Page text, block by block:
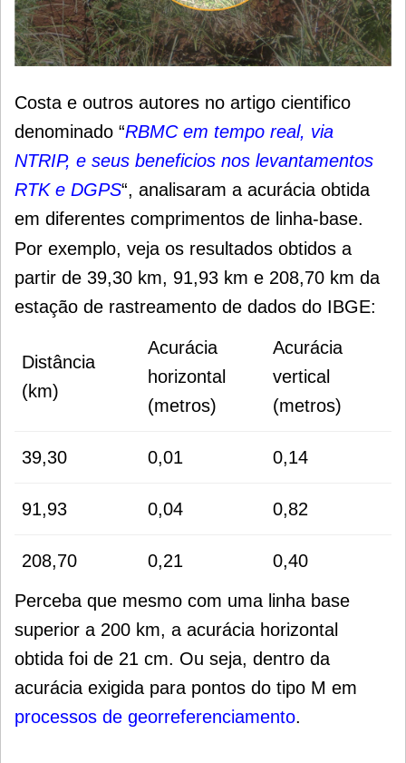
Costa e outros autores no artigo cientifico
denominado “RBMC em tempo real, via
NTRIP, e seus beneficios nos levantamentos
RTK e DGPS“, analisaram a acurácia obtida
em diferentes comprimentos de linha-base.
Por exemplo, veja os resultados obtidos a
partir de 39,30 km, 91,93 km e 208,70 km da
estação de rastreamento de dados do IBGE:
Distância
(km)
Acurácia
horizontal
(metros)
Acurácia
vertical
(metros)
39,30 0,01 0,14
91,93 0,04 0,82
208,70 0,21
0,40
Perceba que mesmo com uma linha base
superior a 200 km, a acurácia horizontal
obtida foi de 21 cm. Ou seja, dentro da
acurácia exigida para pontos do tipo M em
processos de georreferenciamento.